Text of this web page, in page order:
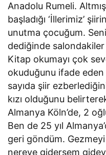
Anadolu Rumeli.
başladığı ‘İllerimiz’
unutma çocuğum.
dediğinde salondakiler
Kitap okumayı çok
okuduğunu ifade
sayıda şiir
kızı olduğunu
Almanya Köln’de, 2
Ben de 25 yıl
geri göndüm.
nereye gidersem